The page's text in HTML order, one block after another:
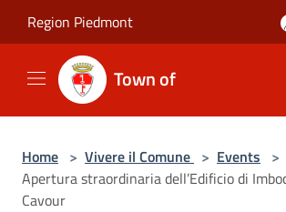
Region Piedmont
Town of
Home > Vivere il Comune > Events >
Apertura straordinaria dell’Edificio di
Cavour